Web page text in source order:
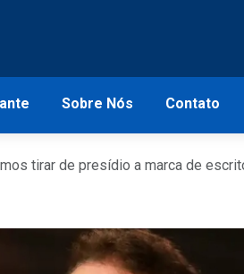
Sobre Nós Contato
tirar de presídio a marca de